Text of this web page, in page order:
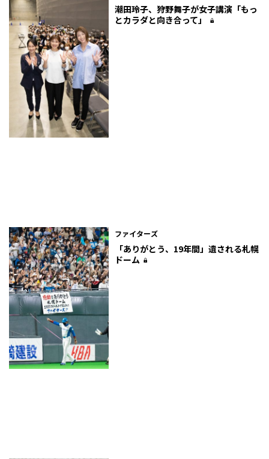
潮田玲子、狩野舞子が女子講演「もっ
とカラダと向き合って」
ファイターズ
「ありがとう、19年間」遺される札幌
ドーム